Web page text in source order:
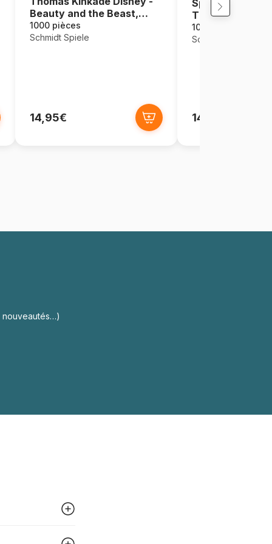
Beauty and the Beast,
Magical Winter Evening
1000 pièces
Schmidt Spiele
14,95€
Spider-Man and
The Ultimate
1000 pièces
Schmidt Spiele
14,95€
nouveautés…)